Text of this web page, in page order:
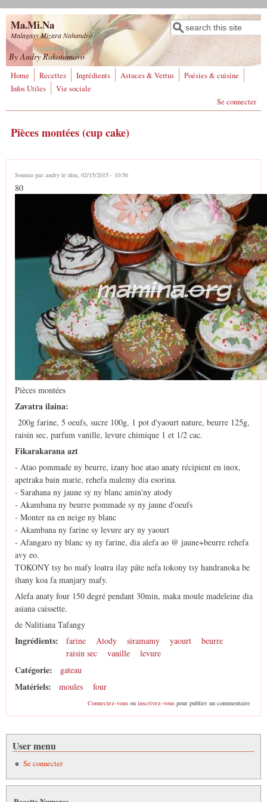
Aller au contenu principal
Ma.Mi.Na
Malagasy Mizara Nahandro
Formulaire de
recherche
Rechercher
By Andry Rakotomavo
Home Recettes Ingrédients Astuces & Vertus
Poésies & cuisine
Infos Utiles
Vie sociale
Se connecter
Pièces montées (cup cake)
Soumis par andry le dim, 02/15/2015 - 10:56
80
Pièces montées
Zavatra ilaina:
200g farine, 5 oeufs, sucre 100g, 1 pot d'yaourt nature, beurre 125g,
raisin sec, parfum vanille, levure chimique 1 et 1/2 cac.
Fikarakarana azt
- Atao pommade ny beurre, izany hoe atao anaty récipient en inox,
apetraka bain marie, rehefa malemy dia esorina.
- Sarahana ny jaune sy ny blanc amin'ny atody
- Akambana ny beurre pommade sy ny jaune d'oeufs
- Monter na en neige ny blanc
- Akambana ny farine sy levure ary ny yaourt
- Afangaro ny blanc sy ny farine, dia alefa ao @ jaune+beurre rehefa
avy eo.
TOKONY tsy ho mafy loatra ilay pâte nefa tokony tsy handranoka be
ihany koa fa manjary mafy.
Alefa anaty four 150 degré pendant 30min, maka moule madeleine dia
asiana caissette.
de Nalitiana Tafangy
Ingrédients: farine Atody siramamy yaourt
beurre
raisin sec
vanille levure
Catégorie: gateau
Matériels: moules four
Connectez-vousou inscrivez-vouspour publier un commentaire
User menu
Se connecter